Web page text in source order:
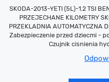
SKODA-2013-YETI (5L)-1.2 TSI
PRZEJECHANE KILOMETRY
PRZEKLADNIA AUTOMATYCZNA
Zabezpieczenie przed dziecmi -
Czujnik cisnienia